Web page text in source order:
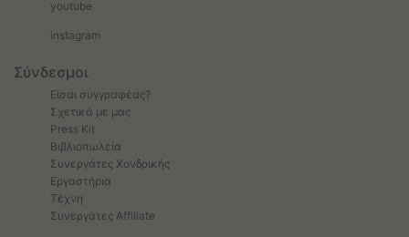
youtube
instagram
Σύνδεσμοι
Είσαι συγγραφέας?
Σχετικά με μας
Press Kit
Βιβλιοπωλεία
Συνεργάτες Χονδρικής
Εργαστήρια
Τέχνη
Συνεργάτες Affiliate